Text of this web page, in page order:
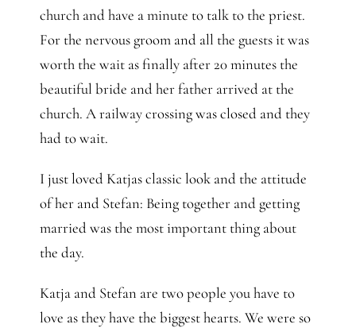
church and have a minute to talk to the priest.
For the nervous groom and all the guests it was
worth the wait as finally after 20 minutes the
beautiful bride and her father arrived at the
church. A railway crossing was closed and they
had to wait.
I just loved Katjas classic look and the attitude
of her and Stefan: Being together and getting
married was the most important thing about
the day.
Katja and Stefan are two people you have to
love as they have the biggest hearts. We were so